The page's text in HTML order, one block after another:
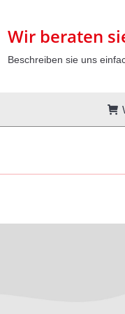
Wir beraten
Beschreiben sie uns